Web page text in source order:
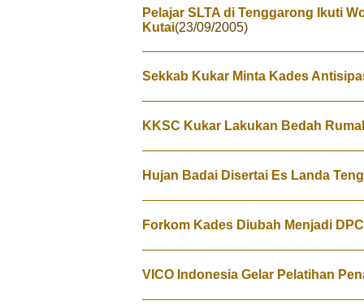
Pelajar SLTA di Tenggarong Ikuti
Kutai(23/09/2005)
Sekkab Kukar Minta Kades
KKSC Kukar Lakukan Bedah
Hujan Badai Disertai Es Landa
Forkom Kades Diubah Menjadi
VICO Indonesia Gelar Pelatihan